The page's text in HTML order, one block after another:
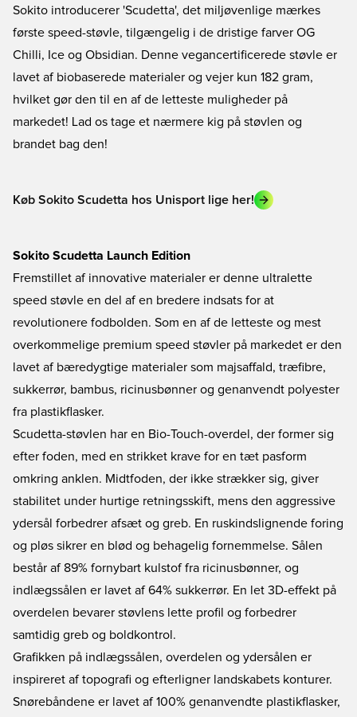
Sokito introducerer 'Scudetta', det miljøvenlige mærkes
første speed-støvle, tilgængelig i de dristige farver OG
Chilli, Ice og Obsidian. Denne vegancertificerede støvle er
lavet af biobaserede materialer og vejer kun 182 gram,
hvilket gør den til en af de letteste muligheder på
markedet! Lad os tage et nærmere kig på støvlen og
brandet bag den!
Køb Sokito Scudetta hos Unisport lige her!
Sokito Scudetta Launch Edition
Fremstillet af innovative materialer er denne ultralette
speed støvle en del af en bredere indsats for at
revolutionere fodbolden. Som en af de letteste og mest
overkommelige premium speed støvler på markedet er den
lavet af bæredygtige materialer som majsaffald, træfibre,
sukkerrør, bambus, ricinusbønner og genanvendt polyester
fra plastikflasker.
Scudetta-støvlen har en Bio-Touch-overdel, der former sig
efter foden, med en strikket krave for en tæt pasform
omkring anklen. Midtfoden, der ikke strækker sig, giver
stabilitet under hurtige retningsskift, mens den aggressive
ydersål forbedrer afsæt og greb. En ruskindslignende foring
og pløs sikrer en blød og behagelig fornemmelse. Sålen
består af 89% fornybart kulstof fra ricinusbønner, og
indlægssålen er lavet af 64% sukkerrør. En let 3D-effekt på
overdelen bevarer støvlens lette profil og forbedrer
samtidig greb og boldkontrol.
Grafikken på indlægssålen, overdelen og ydersålen er
inspireret af topografi og efterligner landskabets konturer.
Snørebåndene er lavet af 100% genanvendte plastikflasker,